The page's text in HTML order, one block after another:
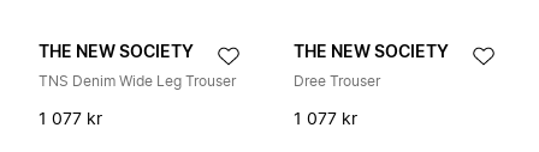
THE NEW SOCIETY
TNS Denim Wide Leg Trouser
1 077 kr
THE NEW SOCIETY
Dree Trouser
1 077 kr